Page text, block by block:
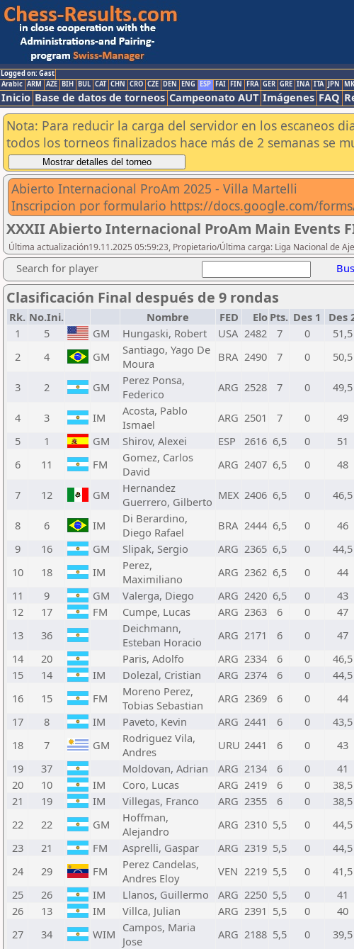
Logged on: Gast
Arabic ARM AZE BIH BUL CAT CHN CRO CZE DEN ENG ESP FAI FIN FRA GER GRE INA ITA JPN
Inicio Base de datos de torneos Campeonato AUT Imágenes FAQ
Nota: Para reducir la carga del servidor en los escaneos
todos los torneos finalizados hace más de 2 semanas se
Abierto Internacional ProAm 2025 - Villa Martelli
Inscripcion por formulario https://docs.google.com/
XXXII Abierto Internacional ProAm Main Events
Última actualización19.11.2025 05:59:23, Propietario/Última carga: Liga Nacional de
Search for player
Clasificación Final después de 9 rondas
Rk. No.Ini. Nombre FED Elo Pts. Des 1 Des
1
5 GM Hungaski, Robert USA 2482 7 0 51,5
2
4 GM
Santiago, Yago De
Moura
BRA 2490 7 0 50,5
3 2 GM
Perez Ponsa,
Federico
ARG 2528 7 0 49,5
4 3 IM
Acosta, Pablo
Ismael
ARG 2501 7 0 49
5
1 GM Shirov, Alexei ESP 2616 6,5 0 51
6
11 FM
Gomez, Carlos
David
ARG 2407 6,5 0 48
7 12 GM
Hernandez
Guerrero, Gilberto MEX 2406 6,5 0 46,5
8 6 IM
Di Berardino,
Diego Rafael
BRA 2444 6,5 0 46
9
16 GM Slipak, Sergio ARG 2365 6,5 0 44,5
10
18 IM
Perez,
Maximiliano
ARG 2362 6,5 0 44
11
9 GM Valerga, Diego ARG 2420 6,5 0 43
12
17 FM Cumpe, Lucas ARG 2363 6 0 47
13
36
Deichmann,
Esteban Horacio
ARG 2171 6 0 47
14
20 Paris, Adolfo ARG 2334 6 0 46,5
15
14 IM Dolezal, Cristian ARG 2374 6 0 44,5
16
15 FM
Moreno Perez,
Tobias Sebastian
ARG 2369 6 0 44
17
8 IM Paveto, Kevin ARG 2441 6 0 43,5
18
7 GM
Rodriguez Vila,
Andres
URU 2441 6 0 43
19
37 Moldovan, Adrian ARG 2134 6 0 41
20
10 IM Coro, Lucas ARG 2419 6 0 38,5
21
19 IM Villegas, Franco ARG 2355 6 0 38,5
22
22 GM
Hoffman,
Alejandro
ARG 2310 5,5 0 44,5
23
21 FM Asprelli, Gaspar ARG 2319 5,5 0 44,5
24
29 FM
Perez Candelas,
Andres Eloy
VEN 2219 5,5 0 41,5
25
26 IM Llanos, Guillermo ARG 2250 5,5 0 41
26
13 IM Villca, Julian ARG 2391 5,5 0 40
27
34 WIM Campos, Maria
Jose
ARG 2188 5,5 0 39,5